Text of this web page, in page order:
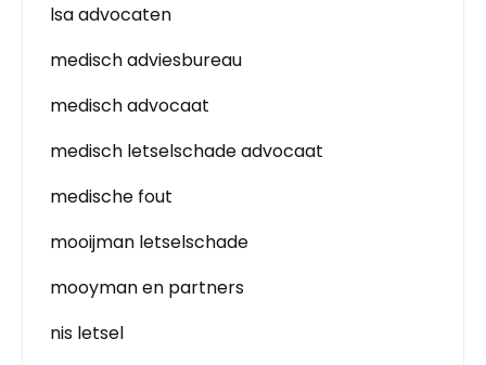
lsa advocaten
medisch adviesbureau
medisch advocaat
medisch letselschade advocaat
medische fout
mooijman letselschade
mooyman en partners
nis letsel